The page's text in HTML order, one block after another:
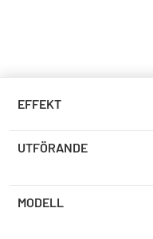
EFFEKT
UTFÖRANDE
MODELL